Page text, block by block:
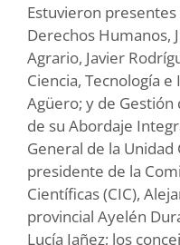
Estuvieron
Derechos Humanos,
Agrario, Javier
Ciencia, Tecnología
Agüero; y de
de su Abordaje
General de la
presidente de la
Científicas (CIC),
provincial Ayelén
Lucía Iañez; los